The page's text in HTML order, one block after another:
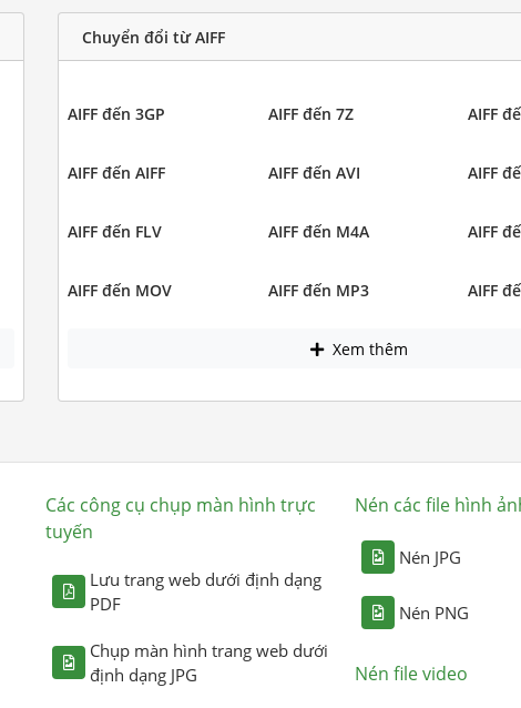
Chuyển đổi từ AIFF
AIFF đến 3GP AIFF đến 7Z AIFF
AIFF đến AIFF AIFF đến AVI AIFF
AIFF đến FLV AIFF đến M4A AIFF
AIFF đến MOV AIFF đến MP3 AIFF
Xem thêm
Các công cụ chụp màn hình trực
tuyến
Lưu trang web dưới định dạng
PDF
Chụp màn hình trang web dưới
định dạng JPG
Nén các file hình
Nén JPG
Nén PNG
Nén file video